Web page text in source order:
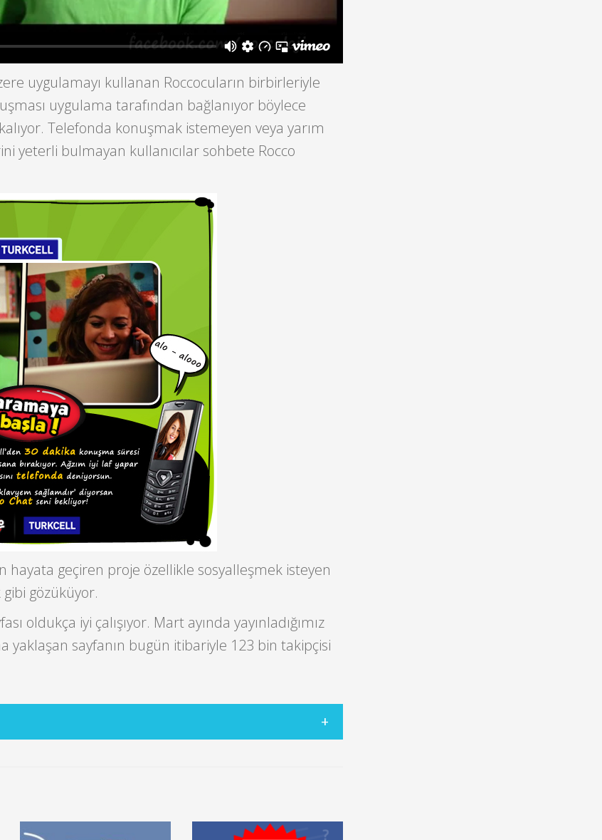
uygulamayı kullanan Roccocuların birbirleriyle
uygulama tarafından bağlanıyor böylece
Telefonda konuşmak istemeyen veya yarım
yeterli bulmayan kullanıcılar sohbete Rocco
hayata geçiren proje özellikle sosyalleşmek isteyen
gözüküyor.
oldukça iyi çalışıyor. Mart ayında yayınladığımız
yaklaşan sayfanın bugün itibariyle 123 bin takipçisi